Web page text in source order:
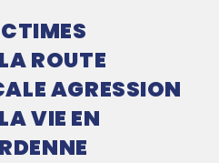
ROUTE
AGRESSION
VIE EN